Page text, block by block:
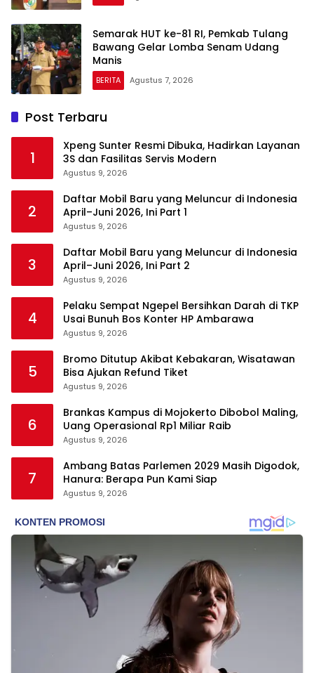
Semarak HUT ke-81 RI, Pemkab Tulang
Bawang Gelar Lomba Senam Udang
Manis
BERITA Agustus 7, 2026
Post Terbaru
1
Xpeng Sunter Resmi Dibuka, Hadirkan Layanan
3S dan Fasilitas Servis Modern
Agustus 9, 2026
2
Daftar Mobil Baru yang Meluncur di Indonesia
April–Juni 2026, Ini Part 1
Agustus 9, 2026
3
Daftar Mobil Baru yang Meluncur di Indonesia
April–Juni 2026, Ini Part 2
Agustus 9, 2026
4
Pelaku Sempat Ngepel Bersihkan Darah di TKP
Usai Bunuh Bos Konter HP Ambarawa
Agustus 9, 2026
5
Bromo Ditutup Akibat Kebakaran, Wisatawan
Bisa Ajukan Refund Tiket
Agustus 9, 2026
6
Brankas Kampus di Mojokerto Dibobol Maling,
Uang Operasional Rp1 Miliar Raib
Agustus 9, 2026
7
Ambang Batas Parlemen 2029 Masih Digodok,
Hanura: Berapa Pun Kami Siap
Agustus 9, 2026